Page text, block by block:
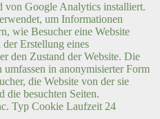
von Google Analytics installiert.
um Informationen
wie Besucher eine Website
Erstellung eines
den Zustand der Website. Die
umfassen in anonymisierter Form
die Website von der sie
die besuchten Seiten.
Typ Cookie Laufzeit 24